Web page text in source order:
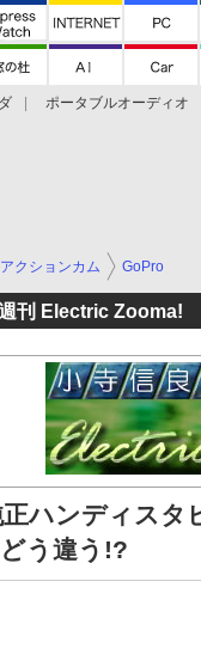
ポータブルオーディオ
アクションカム GoPro
刊 Electric Zooma!
ハンディスタ
う違う!?